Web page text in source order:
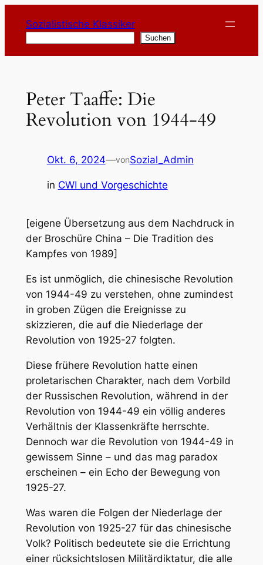
Inhalt
springen
Sozialistische Klassiker
Suchen
Peter Taaffe: Die
Revolution von 1944-49
Okt. 6, 2024—vonSozial_Admin
in CWI und Vorgeschichte
[eigene Übersetzung aus dem Nachdruck in
der Broschüre China – Die Tradition des
Kampfes von 1989]
Es ist unmöglich, die chinesische Revolution
von 1944-49 zu verstehen, ohne zumindest
in groben Zügen die Ereignisse zu
skizzieren, die auf die Niederlage der
Revolution von 1925-27 folgten.
Diese frühere Revolution hatte einen
proletarischen Charakter, nach dem Vorbild
der Russischen Revolution, während in der
Revolution von 1944-49 ein völlig anderes
Verhältnis der Klassenkräfte herrschte.
Dennoch war die Revolution von 1944-49 in
gewissem Sinne – und das mag paradox
erscheinen – ein Echo der Bewegung von
1925-27.
Was waren die Folgen der Niederlage der
Revolution von 1925-27 für das chinesische
Volk? Politisch bedeutete sie die Errichtung
einer rücksichtslosen Militärdiktatur, die alle